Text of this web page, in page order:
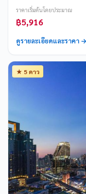
ราคาเริ่มต้นโดยประมาณ
฿5,916
ดูรายละเอียดและราคา →
★ 5 ดาว